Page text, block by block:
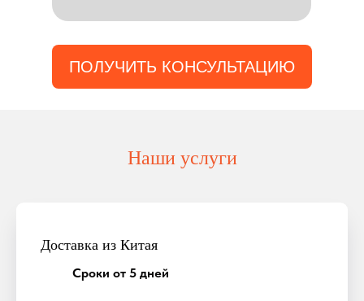
ПОЛУЧИТЬ КОНСУЛЬТАЦИЮ
Наши услуги
Доставка из Китая
Сроки от 5 дней